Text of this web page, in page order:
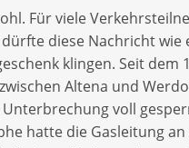
Für viele
diese Nachricht wie
klingen. Seit dem
Altena und
voll
hatte die Gasleitung